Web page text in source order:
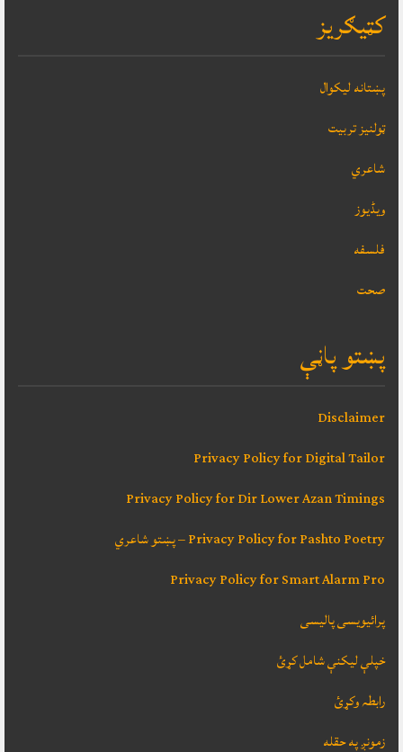
کټيګريز
پښتانه ليکوال
ټولنيز تربيت
شاعري
ویڈیوز
فلسفه
صحت
پښتو پاڼې
Disclaimer
Privacy Policy for Digital Tailor
Privacy Policy for Dir Lower Azan Timings
Privacy Policy for Pashto Poetry – پښتو شاعري
Privacy Policy for Smart Alarm Pro
پرائیویسی پالیسی
خپلې ليکنې شامل کړئ
رابطہ وکړئ
زمونږ په حقله